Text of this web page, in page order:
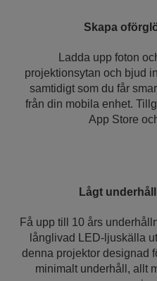
Skapa
Ladda upp foton
projektionsytan och bjud
samtidigt som du får
från din mobila enhet.
App Store
Lågt
Få upp till 10 års
långlivad LED-ljuskälla
denna projektor designad
minimalt underhåll, allt